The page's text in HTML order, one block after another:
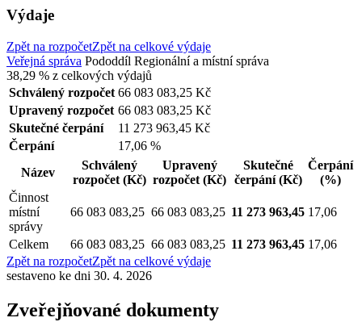
Výdaje
Zpět na rozpočetZpět na celkové výdaje
Veřejná správa Pododdíl Regionální a místní správa
38,29 % z celkových výdajů
Schválený rozpočet 66 083 083,25 Kč
Upravený rozpočet 66 083 083,25 Kč
Skutečné čerpání
11 273 963,45 Kč
Čerpání
17,06 %
Název
Schválený
rozpočet (Kč)
Upravený
rozpočet (Kč)
Skutečné
čerpání(Kč)
Čerpání
(%)
Činnost
místní
správy
66 083 083,25 66 083 083,25 11 273 963,45 17,06
Celkem 66 083 083,25 66 083 083,25 11 273 963,45 17,06
Zpět na rozpočetZpět na celkové výdaje
sestaveno ke dni 30. 4. 2026
Zveřejňované dokumenty